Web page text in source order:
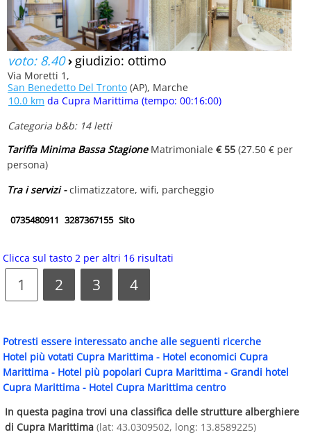
voto: 8.40› giudizio: ottimo
Via Moretti 1,
San Benedetto Del Tronto (AP), Marche
10.0 km da Cupra Marittima (tempo: 00:16:00)
Categoria b&b: 14 letti
Tariffa Minima Bassa StagioneMatrimoniale € 55 (27.50 € per
persona)
Tra i servizi -climatizzatore, wifi, parcheggio
0735480911 3287367155 Sito
Clicca sul tasto 2 per altri 16 risultati
1 2 3 4
Potresti essere interessato anche alle seguenti ricerche
Hotel più votati Cupra Marittima - Hotel economici Cupra
Marittima - Hotel più popolari Cupra Marittima - Grandi hotel
Cupra Marittima - Hotel Cupra Marittima centro
In questa pagina trovi una classifica delle strutture alberghiere
di Cupra Marittima (lat: 43.0309502, long: 13.8589225)